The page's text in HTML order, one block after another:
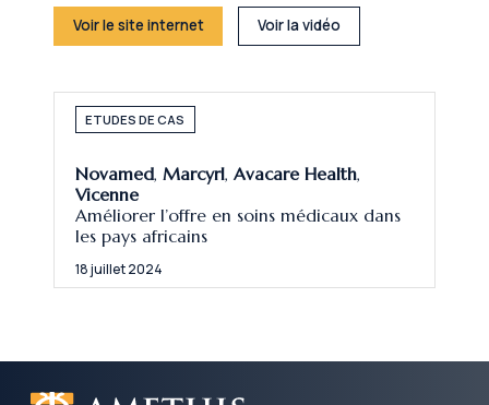
Voir le site internet Voir la vidéo
ETUDES DE CAS
Novamed, Marcyrl, Avacare Health,
Vicenne
Améliorer l’offre en soins médicaux dans
les pays africains
18 juillet 2024